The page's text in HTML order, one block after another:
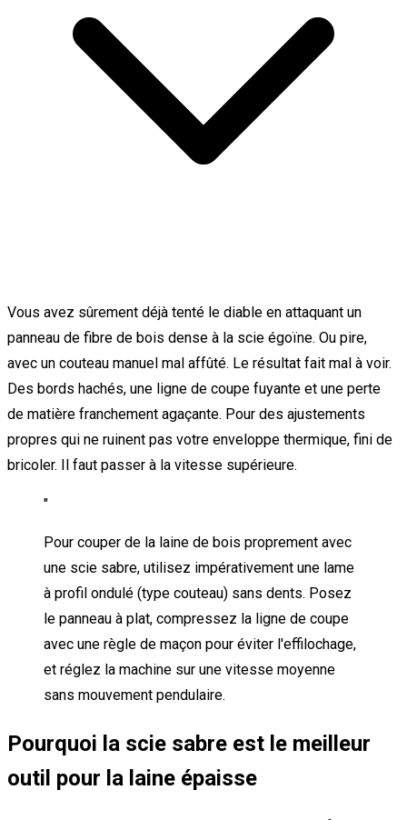
Vous avez sûrement déjà tenté le diable en attaquant un
panneau de fibre de bois dense à la scie égoïne. Ou pire,
avec un couteau manuel mal affûté. Le résultat fait mal à voir.
Des bords hachés, une ligne de coupe fuyante et une perte
de matière franchement agaçante. Pour des ajustements
propres qui ne ruinent pas votre enveloppe thermique, fini de
bricoler. Il faut passer à la vitesse supérieure.
"
Pour couper de la laine de bois proprement avec
une scie sabre, utilisez impérativement une lame
à profil ondulé (type couteau) sans dents. Posez
le panneau à plat, compressez la ligne de coupe
avec une règle de maçon pour éviter l'effilochage,
et réglez la machine sur une vitesse moyenne
sans mouvement pendulaire.
Pourquoi la scie sabre est le meilleur
outil pour la laine épaisse